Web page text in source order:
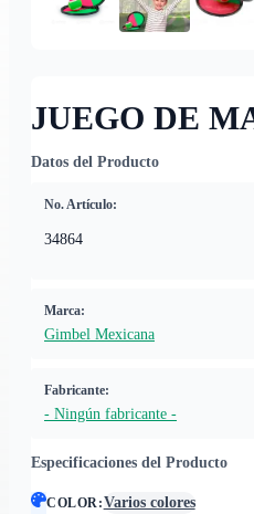
JUEGO DE
Datos del Producto
No. Artículo:
34864
Marca:
Gimbel Mexicana
Fabricante:
- Ningún fabricante -
Especificaciones del Producto
COLOR:Varios colores